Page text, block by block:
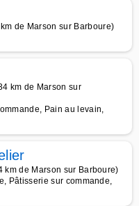
de Marson sur Barboure)
km de Marson sur
Pain au levain,
km de Marson sur Barboure)
Pâtisserie sur commande,